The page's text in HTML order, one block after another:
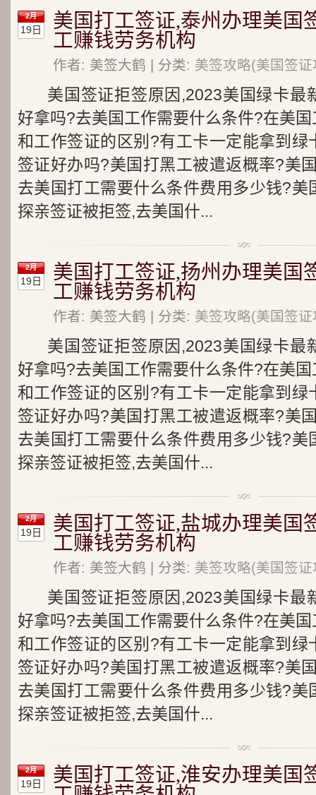
2月
19日
美国打工签证,泰州办理美国
工赚钱劳务机构
作者: 美签大鹤 | 分类: 美签攻略(美国签证
美国签证拒签原因,2023美国绿卡最
好拿吗?去美国工作需要什么条件?在美
和工作签证的区别?有工卡一定能拿到绿
签证好办吗?美国打黑工被遣返概率?美
去美国打工需要什么条件费用多少钱?美
探亲签证被拒签,去美国什...
2月
19日
美国打工签证,扬州办理美国
工赚钱劳务机构
作者: 美签大鹤 | 分类: 美签攻略(美国签证
美国签证拒签原因,2023美国绿卡最
好拿吗?去美国工作需要什么条件?在美
和工作签证的区别?有工卡一定能拿到绿
签证好办吗?美国打黑工被遣返概率?美
去美国打工需要什么条件费用多少钱?美
探亲签证被拒签,去美国什...
2月
19日
美国打工签证,盐城办理美国
工赚钱劳务机构
作者: 美签大鹤 | 分类: 美签攻略(美国签证
美国签证拒签原因,2023美国绿卡最
好拿吗?去美国工作需要什么条件?在美
和工作签证的区别?有工卡一定能拿到绿
签证好办吗?美国打黑工被遣返概率?美
去美国打工需要什么条件费用多少钱?美
探亲签证被拒签,去美国什...
2月
19日
美国打工签证,淮安办理美国